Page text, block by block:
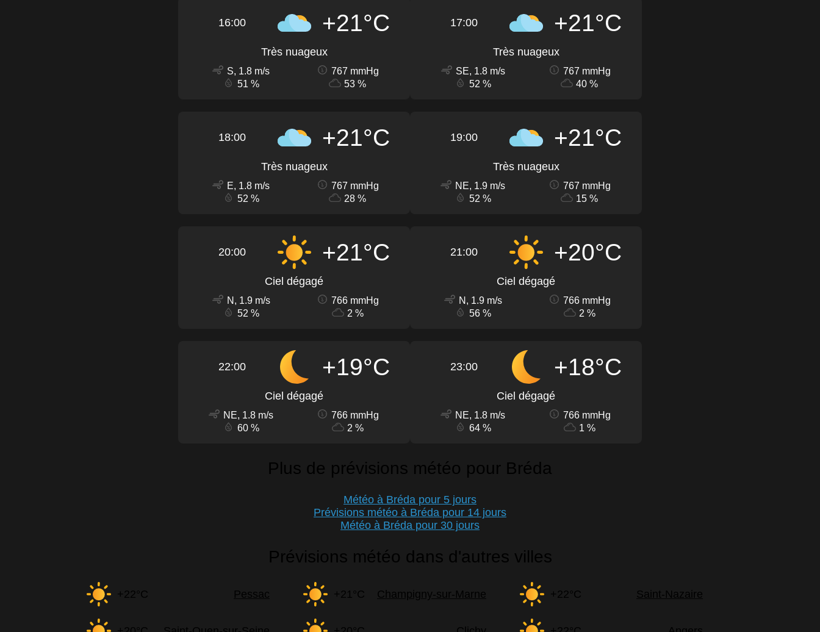
16:00 +21°C
Très nuageux
S, 1.8 m/s
767 mmHg
51 %
53 %
17:00 +21°C
Très nuageux
SE, 1.8 m/s
767 mmHg
52 %
40 %
18:00 +21°C
Très nuageux
E, 1.8 m/s
767 mmHg
52 %
28 %
19:00 +21°C
Très nuageux
NE, 1.9 m/s
767 mmHg
52 %
15 %
20:00 +21°C
Ciel dégagé
N, 1.9 m/s
766 mmHg
52 %
2 %
21:00 +20°C
Ciel dégagé
N, 1.9 m/s
766 mmHg
56 %
2 %
22:00 +19°C
Ciel dégagé
NE, 1.8 m/s
766 mmHg
60 %
2 %
23:00 +18°C
Ciel dégagé
NE, 1.8 m/s
766 mmHg
64 %
1 %
Plus de prévisions météo pour Bréda
Météo à Bréda pour 5 jours
Prévisions météo à Bréda pour 14 jours
Météo à Bréda pour 30 jours
Prévisions météo dans d'autres villes
+22°C Pessac +21°C Champigny-sur-Marne +22°C Saint-Nazaire